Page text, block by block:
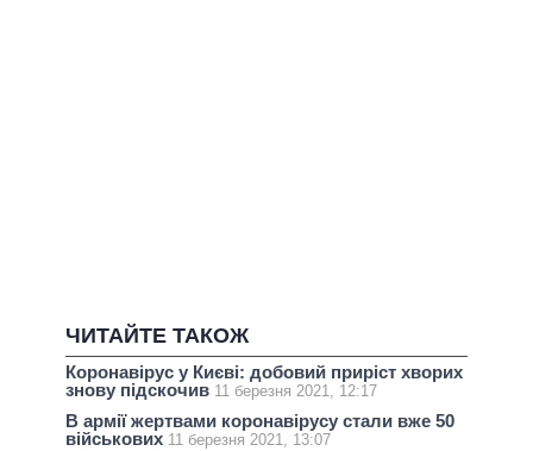
ЧИТАЙТЕ ТАКОЖ
Коронавірус у Києві: добовий приріст хворих
знову підскочив 11 березня 2021, 12:17
В армії жертвами коронавірусу стали вже 50
військових 11 березня 2021, 13:07